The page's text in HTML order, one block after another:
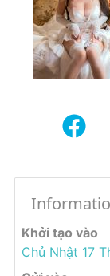
Khởi tạo vào
Chủ Nhật 17